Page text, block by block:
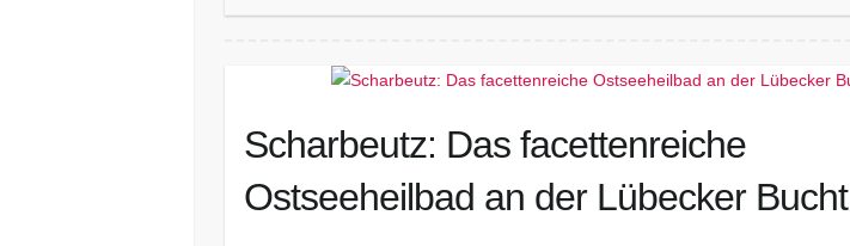
Scharbeutz: Das facettenreiche
Ostseeheilbad an der Lübecker Bucht